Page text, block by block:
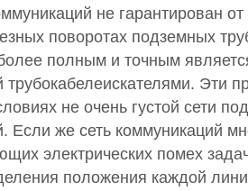
не гарантирован
поворотах подземных
полным и точным
трубокабелеискателями. Эти
не очень густой сети
Если же сеть коммуникаций
электрических помех
положения каждой